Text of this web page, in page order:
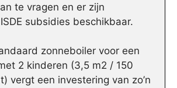
te vragen en er zijn
subsidies beschikbaar.
zonneboiler voor een
2 kinderen (3,5 m2 / 150
vergt een investering van zo’n